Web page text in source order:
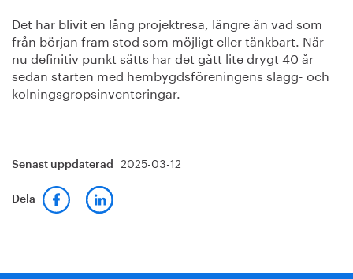
Det har blivit en lång projektresa, längre än vad som
från början fram stod som möjligt eller tänkbart. När
nu definitiv punkt sätts har det gått lite drygt 40 år
sedan starten med hembygdsföreningens slagg- och
kolningsgropsinventeringar.
Senast uppdaterad 2025-03-12
Dela